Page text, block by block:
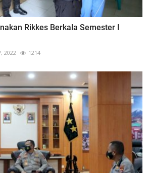
Rikkes Berkala Semester I
2022 1214